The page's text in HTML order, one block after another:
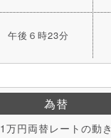
午後６時23分
為替
1万円両替レートの動き